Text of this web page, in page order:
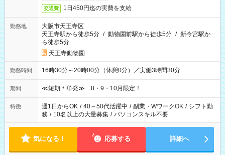
交通費 1日450円迄の実費を支給
勤務地
大阪市天王寺区
天王寺駅から徒歩5分 / 動物園前駅から徒歩5分 / 新今宮駅か
ら徒歩5分
天王寺動物園
勤務時間 16時30分～20時00分（休憩0分）／実働3時間30分
期間 ≪短期＊単発≫ 8・9・10月限定！
特徴 週1日からOK / 40～50代活躍中 / 副業・WワークOK / シフト勤
務 / 10名以上の大量募集 / パソコンスキル不要
気になる！ 応募する 詳細へ